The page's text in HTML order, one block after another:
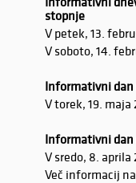
stopnje
V petek, 13.
V soboto, 14.
Informativni
V torek, 19. maja
Informativni
V sredo, 8. aprila
Več informacij na